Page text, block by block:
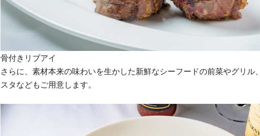
骨付きリブアイ
さらに、素材本来の味わいを生かした新鮮なシーフードの前菜やグリル
スタなどもご用意します。